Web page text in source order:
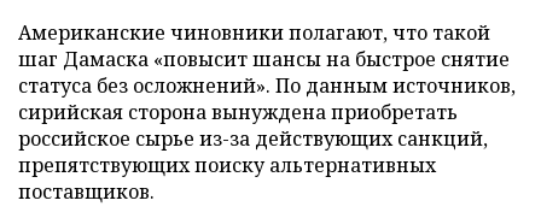
Американские чиновники полагают, что такой
шаг Дамаска «повысит шансы на быстрое снятие
статуса без осложнений». По данным источников,
сирийская сторона вынуждена приобретать
российское сырье из-за действующих санкций,
препятствующих поиску альтернативных
поставщиков.